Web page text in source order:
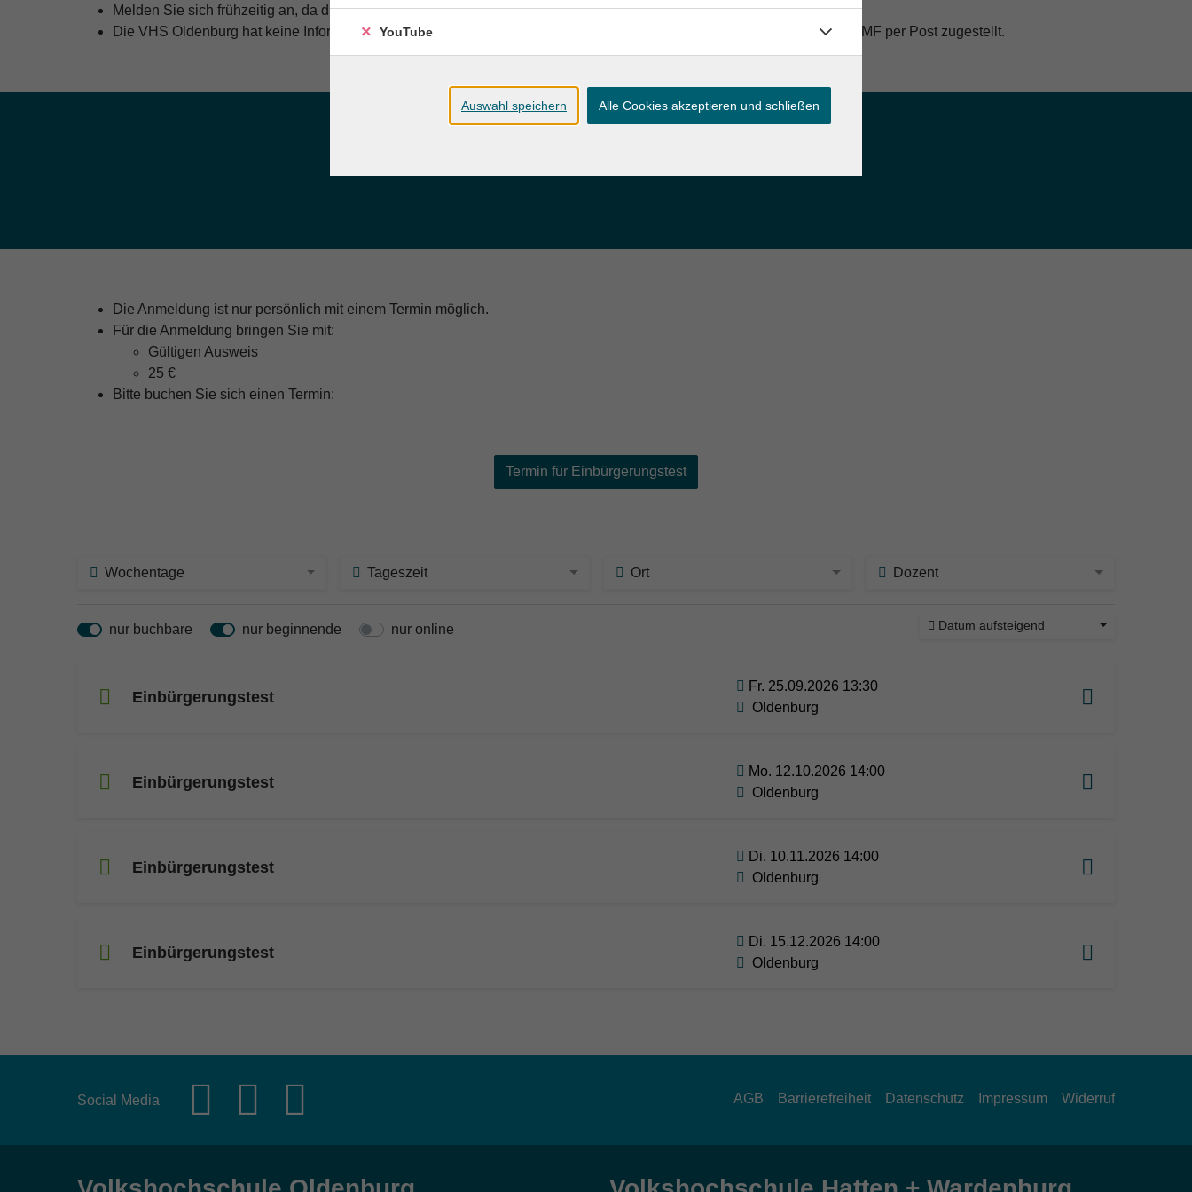
Melden Sie sich frühzeitig an, da die Teilnehmerzahl begrenzt ist und es Anmeldefristen gibt.
Die VHS Oldenburg hat keine Informationen zu dem Ergebnis Ihres Testes. Die Ergebnisse werden Ihnen durch das BAMF per Post zugestellt.
Die Anmeldung ist nur persönlich mit einem Termin möglich.
Für die Anmeldung bringen Sie mit:
Gültigen Ausweis
25 €
Bitte buchen Sie sich einen Termin:
Termin für Einbürgerungstest
Wochentage Tageszeit Ort Dozent
nur buchbare nur beginnende nur online Datum aufsteigend
Einbürgerungstest
Fr. 25.09.2026 13:30
Oldenburg
Einbürgerungstest
Mo. 12.10.2026 14:00
Oldenburg
Einbürgerungstest
Di. 10.11.2026 14:00
Oldenburg
Einbürgerungstest
Di. 15.12.2026 14:00
Oldenburg
Social Media AGB Barrierefreiheit Datenschutz Impressum Widerruf
YouTube
Auswahl speichern Alle Cookies akzeptieren und schließen